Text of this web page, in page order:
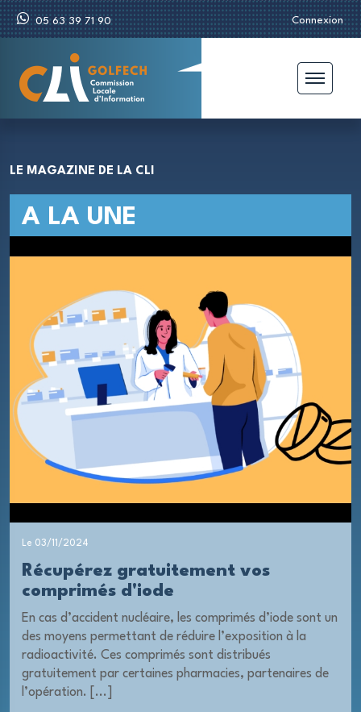
05 63 39 71 90 Connexion
LE MAGAZINE DE LA CLI
A LA UNE
Le 03/11/2024
Récupérez gratuitement vos
comprimés d'iode
En cas d’accident nucléaire, les comprimés d’iode sont un
des moyens permettant de réduire l’exposition à la
radioactivité. Ces comprimés sont distribués
gratuitement par certaines pharmacies, partenaires de
l’opération. [...]